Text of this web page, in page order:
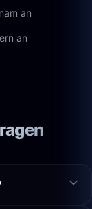
an
an